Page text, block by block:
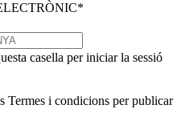
*
casella per iniciar la sessió
Termes i condicions per publicar